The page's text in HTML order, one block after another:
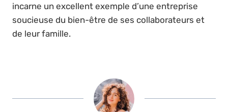
incarne un excellent exemple d’une entreprise
soucieuse du bien-être de ses collaborateurs et
de leur famille.